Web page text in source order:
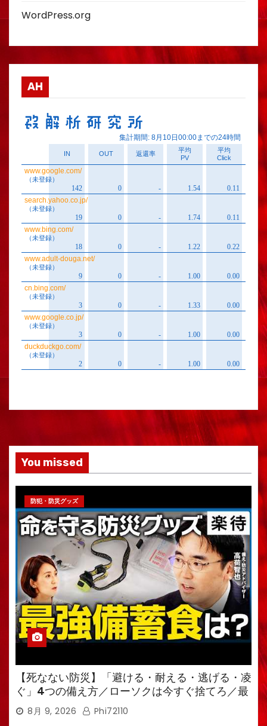
WordPress.org
AH
You missed
防犯・防災グッズ
【死なない防災】「避ける・耐える・逃げる・凌
ぐ」4つの備え方／ローソクは今すぐ捨てろ／最
強備蓄食は「羊羹」／トイレ備蓄がなければ食料
も無意味
8月 9, 2026 Phi72110